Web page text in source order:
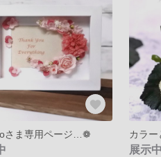
さま専用ページ…❁
展示中